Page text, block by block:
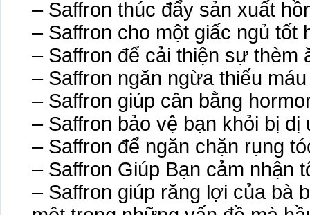
– Saffron thúc đẩy sản xuất
– Saffron cho một giấc ngủ tốt
– Saffron để cải thiện sự thèm
– Saffron ngăn ngừa thiếu máu
– Saffron giúp cân bằng
– Saffron bảo vệ bạn khỏi bị dị
– Saffron để ngăn chặn rụng
– Saffron Giúp Bạn cảm nhận
– Saffron giúp răng lợi của bà